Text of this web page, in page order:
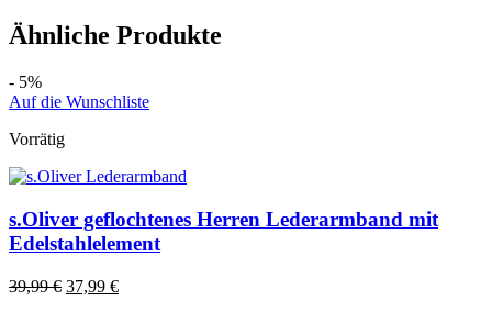
Ähnliche Produkte
- 5%
Auf die Wunschliste
Vorrätig
s.Oliver geflochtenes Herren Lederarmband mit
Edelstahlelement
39,99€ 37,99 €